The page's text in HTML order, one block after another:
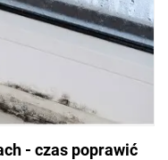
- czas poprawić